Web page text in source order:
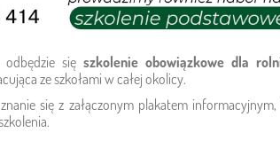
odbędzie sięszkolenie obowiązkowe dla
ze szkołami w całej okolicy.
się z załączonym plakatem